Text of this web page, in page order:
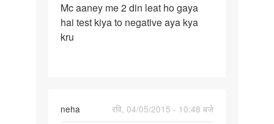
Mc
aaney
me
Mc aaney me 2 din leat ho gaya
hai test kiya to negative aya kya
kru
neha
रवि, 04/05/2015 - 10:48 बजे